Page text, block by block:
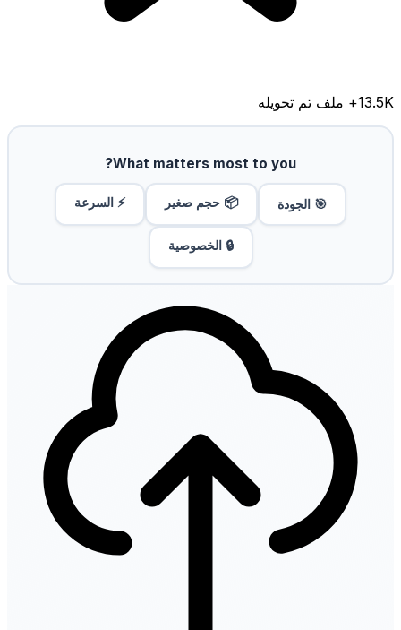
13.5K+ ملف تم تحويله
What matters most to you?
🎯 الجودة 📦 حجم صغير ⚡ السرعة
🔒 الخصوصية